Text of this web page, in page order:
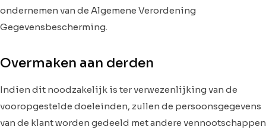
ondernemen van de Algemene Verordening
Gegevensbescherming.
Overmaken aan derden
Indien dit noodzakelijk is ter verwezenlijking van de
vooropgestelde doeleinden, zullen de persoonsgegevens
van de klant worden gedeeld met andere vennootschappen